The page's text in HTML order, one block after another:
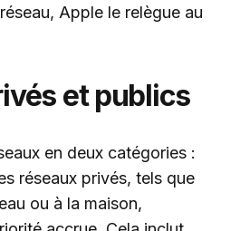
Apple le relègue au
et publics
en deux catégories :
réseaux privés, tels que
ou à la maison,